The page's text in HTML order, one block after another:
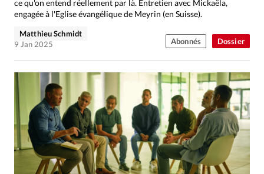
Dossier
ce qu'on entend réellement par là. Entretien avec Mickaëla,
engagée à l'Eglise évangélique de Meyrin (en Suisse).
Matthieu Schmidt
9 Jan 2025
Abonnés